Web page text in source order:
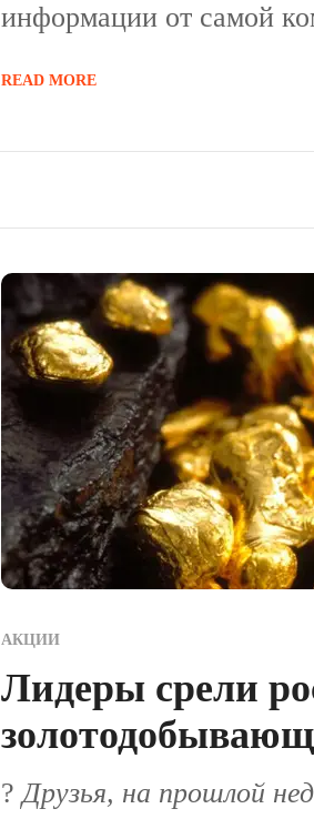
информации от самой
READ MORE
АКЦИИ
Лидеры срели
?Друзья, на прошлой